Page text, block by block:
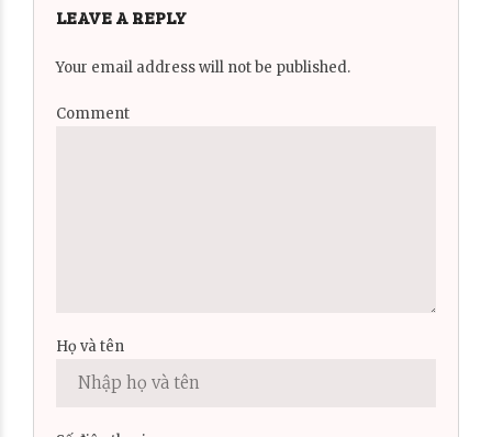
LEAVE A REPLY
Your email address will not be published.
Comment
Họ và tên